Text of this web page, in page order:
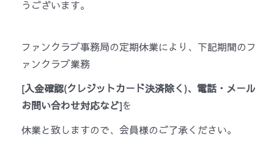
うございます。
ファンクラブ事務局の定期休業により、下記期間のフ
ァンクラブ業務
[入金確認(クレジットカード決済除く)、電話・メール
お問い合わせ対応など]を
休業と致しますので、会員様のご了承ください。